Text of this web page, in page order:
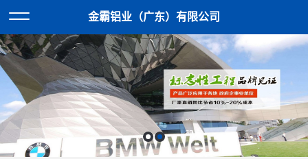
金霸铝业（广东）有限公司